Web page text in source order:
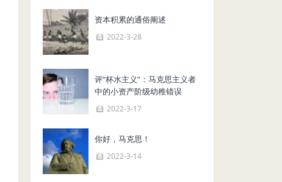
资本积累的通俗阐述
2022-3-28
评“杯水主义”：马克思主义者
中的小资产阶级幼稚错误
2022-3-17
你好，马克思！
2022-3-14